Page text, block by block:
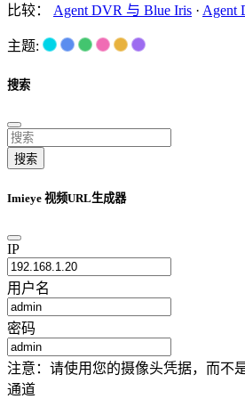
比较： Agent DVR 与 Blue Iris · Agent
主题:
搜索
搜索
Imieye 视频URL生成器
IP
用户名
密码
注意：请使用您的摄像头凭据，而不
通道